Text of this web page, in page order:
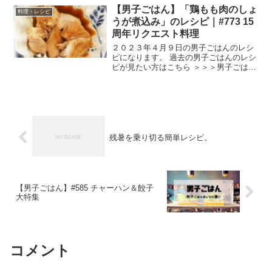
女優の三倉茉奈さんと、北原里英さん、
高橋みなみさんを生徒...
料理・レシピ
【男子ごはん】「鶏もも肉のしょ
うが煮込み」のレシピ｜#773 15
周年リクエスト料理
２０２３年４月９日の男子ごはんのレシ
ピになります。 過去の男子ごはんのレシ
ピが見たい方はこちら ＞＞＞男子ごはん
残暑を乗り切る簡単レシピ。
【男子ごはん】#585 チャーハン＆餃子
大特集
コメント